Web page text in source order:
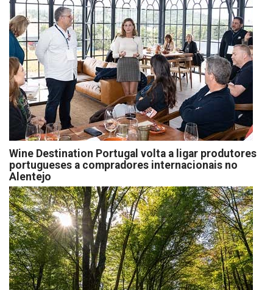
Wine Destination Portugal volta a ligar produtores
portugueses a compradores internacionais no
Alentejo